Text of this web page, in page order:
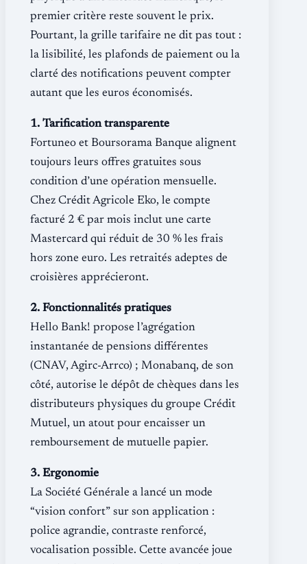
premier critère reste souvent le prix.
Pourtant, la grille tarifaire ne dit pas tout :
la lisibilité, les plafonds de paiement ou la
clarté des notifications peuvent compter
autant que les euros économisés.
1. Tarification transparente
Fortuneo et Boursorama Banque alignent
toujours leurs offres gratuites sous
condition d’une opération mensuelle.
Chez Crédit Agricole Eko, le compte
facturé 2 € par mois inclut une carte
Mastercard qui réduit de 30 % les frais
hors zone euro. Les retraités adeptes de
croisières apprécieront.
2. Fonctionnalités pratiques
Hello Bank! propose l’agrégation
instantanée de pensions différentes
(CNAV, Agirc-Arrco) ; Monabanq, de son
côté, autorise le dépôt de chèques dans les
distributeurs physiques du groupe Crédit
Mutuel, un atout pour encaisser un
remboursement de mutuelle papier.
3. Ergonomie
La Société Générale a lancé un mode
“vision confort” sur son application :
police agrandie, contraste renforcé,
vocalisation possible. Cette avancée joue